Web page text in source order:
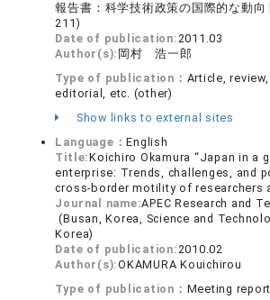
報告書：科学技術政策の国際的な動
211)
Date of publication:2011.03
Author(s): 岡村 浩一郎
Type of publication： Article,
editorial, etc. (other)
Show links to external sites
Language：English
Title:Koichiro Okamura “Japan in a
enterprise: Trends, challenges, and
cross-border motility of researchers
Journal name:APEC Research and
(Busan, Korea, Science and
Korea)
Date of publication:2010.02
Author(s):OKAMURA Kouichirou
Type of publication： Meeting report